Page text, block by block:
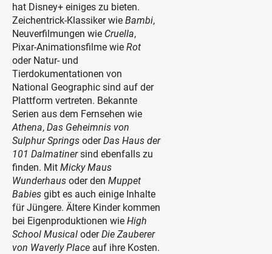
hat Disney+ einiges zu bieten.
Zeichentrick-Klassiker wie Bambi,
Neuverfilmungen wie Cruella,
Pixar-Animationsfilme wie Rot
oder Natur- und
Tierdokumentationen von
National Geographic sind auf der
Plattform vertreten. Bekannte
Serien aus dem Fernsehen wie
Athena, Das Geheimnis von
Sulphur Springs oderDas Haus der
101 Dalmatinersind ebenfalls zu
finden. Mit Micky Maus
Wunderhaus oder den Muppet
Babies gibt es auch einige Inhalte
für Jüngere. Ältere Kinder kommen
bei Eigenproduktionen wie High
School Musical oderDie Zauberer
von Waverly Place auf ihre Kosten.